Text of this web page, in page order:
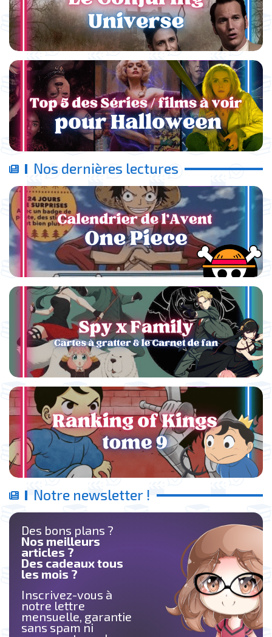
Nos dernières lectures
Notre newsletter !
Des bons plans ?
Nos meilleurs
articles ?
Des cadeaux tous
les mois ?
Inscrivez-vous à
notre lettre
mensuelle, garantie
sans spam ni